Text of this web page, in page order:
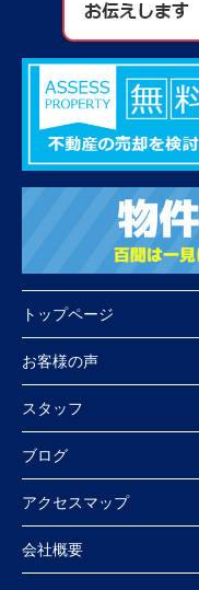
トップページ
お客様の声
スタッフ
ブログ
アクセスマップ
会社概要